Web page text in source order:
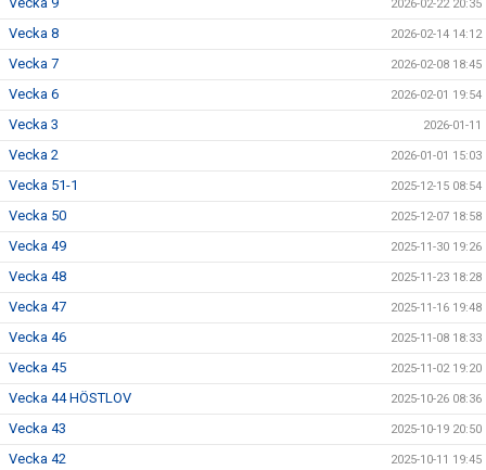
2026-02-22 20:35
Vecka 8 2026-02-14 14:12
Vecka 7 2026-02-08 18:45
Vecka 6 2026-02-01 19:54
Vecka 3 2026-01-11
Vecka 2 2026-01-01 15:03
Vecka 51-1 2025-12-15 08:54
Vecka 50 2025-12-07 18:58
Vecka 49 2025-11-30 19:26
Vecka 48 2025-11-23 18:28
Vecka 47 2025-11-16 19:48
Vecka 46 2025-11-08 18:33
Vecka 45 2025-11-02 19:20
Vecka 44 HÖSTLOV 2025-10-26 08:36
Vecka 43 2025-10-19 20:50
Vecka 42 2025-10-11 19:45